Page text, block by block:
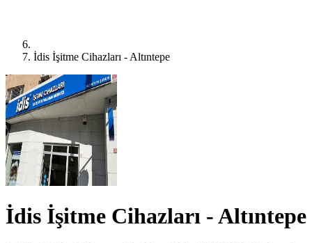
İdis İşitme Cihazları - Altıntepe
İdis İşitme Cihazları - Altıntepe